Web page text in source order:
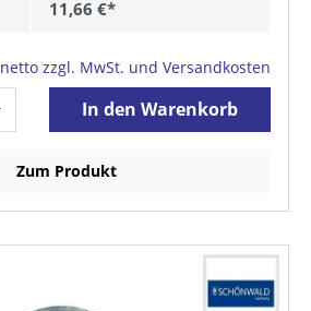
11,66 €*
netto zzgl. MwSt. und Versandkosten
In den Warenkorb
Zum Produkt